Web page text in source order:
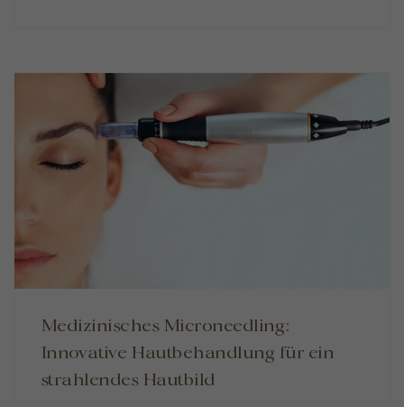
Medizinisches Microneedling:
Innovative Hautbehandlung für ein
strahlendes Hautbild